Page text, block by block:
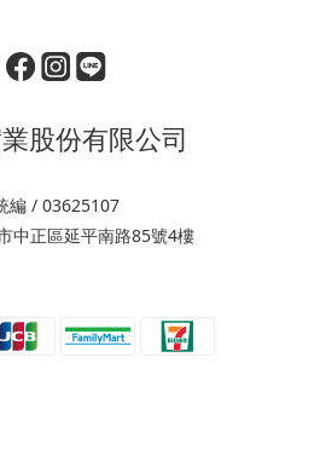
股份有限公司
編 / 03625107
中正區延平南路85號4樓